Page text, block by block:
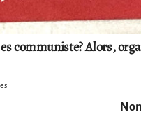
communiste? Alors,